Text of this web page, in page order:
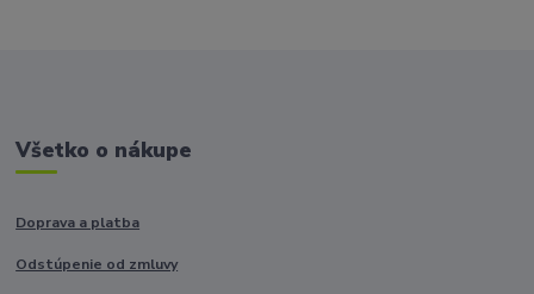
Všetko o nákupe
Doprava a platba
Odstúpenie od zmluvy